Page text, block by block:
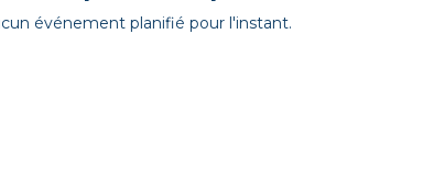
événement planifié pour l'instant.